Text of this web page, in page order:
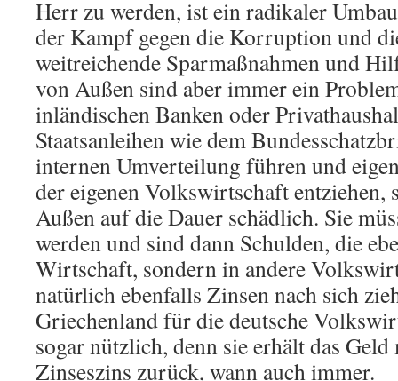
Herr zu werden, ist ein radikaler
der Kampf gegen die Korruption und
weitreichende Sparmaßnahmen und
von Außen sind aber immer ein
inländischen Banken oder
Staatsanleihen wie dem
internen Umverteilung führen und
der eigenen Volkswirtschaft entziehen,
Außen auf die Dauer schädlich. Sie
werden und sind dann Schulden, die
Wirtschaft, sondern in andere
natürlich ebenfalls Zinsen nach sich
Griechenland für die deutsche
sogar nützlich, denn sie erhält das
Zinseszins zurück, wann auch immer.